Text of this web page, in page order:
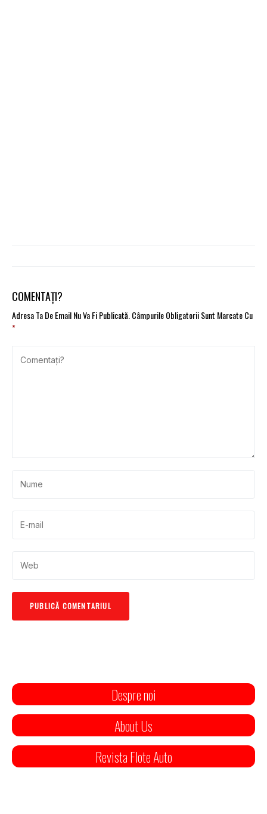
COMENTAȚI?
Adresa Ta De Email Nu Va Fi Publicată.Câmpurile Obligatorii Sunt Marcate Cu
*
Despre noi
About Us
Revista Flote Auto